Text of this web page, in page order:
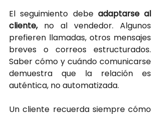
El seguimiento debe adaptarse al
cliente,
no al vendedor. Algunos
prefieren llamadas, otros mensajes
breves o correos estructurados.
Saber cómo y cuándo comunicarse
demuestra que la relación es
auténtica, no automatizada.
Un cliente recuerda siempre cómo